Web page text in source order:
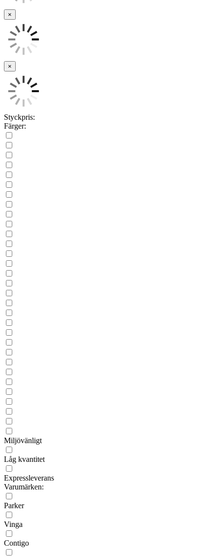
×
×
Styckpris:
Färger:
Miljövänligt
Låg kvantitet
Expressleverans
Varumärken:
Parker
Vinga
Contigo